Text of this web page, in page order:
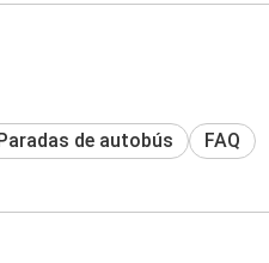
de autobús FAQ